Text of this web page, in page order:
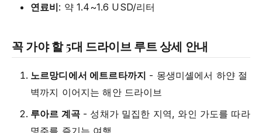
연료비: 약 1.4~1.6 USD/리터
꼭 가야 할 5대 드라이브 루트 상세 안내
노르망디에서 에트르타까지 - 몽생미셸에서 하얀 절
벽까지 이어지는 해안 드라이브
루아르 계곡- 성채가 밀집한 지역, 와인 가도를 따라